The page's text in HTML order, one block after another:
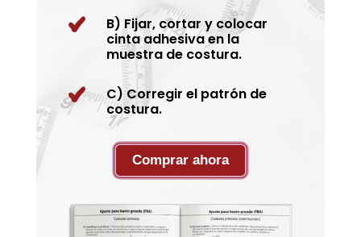
B) Fijar, cortar y colocar
cinta adhesiva en la
muestra de costura.
C) Corregir el patrón de
costura.
Comprar ahora